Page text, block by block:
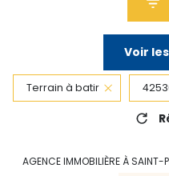
Voir les
Terrain à batir
AGENCE IMMOBILIÈRE À SAINT-